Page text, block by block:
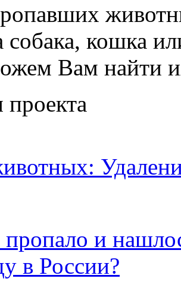
собака, кошка
Вам найти
пропало и
в России?